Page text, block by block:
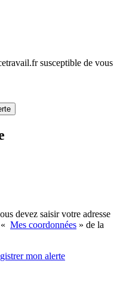
susceptible de vous
devez saisir votre adresse
Mes coordonnées » de la
mon alerte